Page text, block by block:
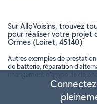
Sur AlloVoisins, trouvez
pour réaliser votre projet
Ormes (Loiret, 45140)
Autres exemples de
de batterie, réparation